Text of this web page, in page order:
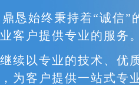
恳始终秉持着“诚信”
客户提供专业的服务
续以专业的技术、优
为客户提供一站式专